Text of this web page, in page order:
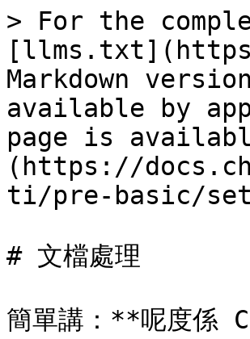
> For the
Markdown
available by
page is
(https://
ti/pre-basic/
# 文檔處理
簡單講：**呢度係